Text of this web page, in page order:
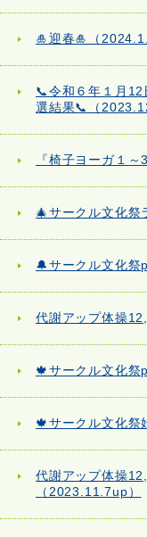
🎍迎春🎍（
📞令和６年１月
選結果📞（
『椅子ヨーガ１
🎄サークル文化祭
🔔サークル文化祭
代謝アップ体操
🍁サークル文化祭
🍁サークル文化祭
代謝アップ体操
（2023.11.7up）